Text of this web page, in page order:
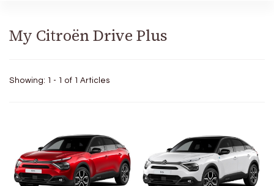
My Citroën Drive Plus
Showing: 1 - 1 of 1 Articles